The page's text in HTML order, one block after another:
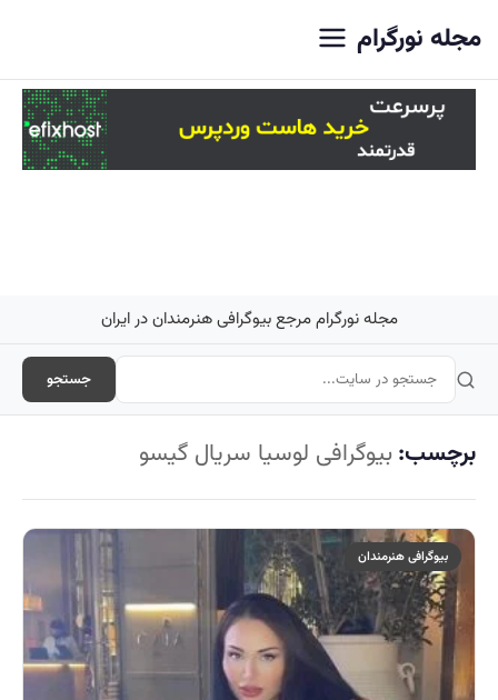
مجله نورگرام
مجله نورگرام مرجع بیوگرافی هنرمندان در ایران
جستجو
برچسب: بیوگرافی لوسیا سریال گیسو
بیوگرافی هنرمندان